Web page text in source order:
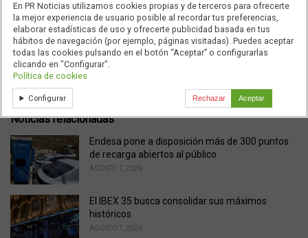
Ad
C
a
e
o
r
i
:
Entradas
Noticias relacionadas
Endesa pone a disposición más de 300 puntos
de recarga abiertos al público
AGOSTO 7, 2026
El IBEX 35 busca consolidar sus máximos
históricos
AGOSTO 7, 2026
En PR Noticias utilizamos cookies propias y de terceros para ofrecerte
la mejor experiencia de usuario posible al recordar tus preferencias,
elaborar estadísticas de uso y ofrecerte publicidad basada en tus
hábitos de navegación (por ejemplo, páginas visitadas). Puedes aceptar
todas las cookies pulsando en el botón “Aceptar” o configurarlas
clicando en "Configurar".
Política de cookies
Configurar Rechazar Aceptar